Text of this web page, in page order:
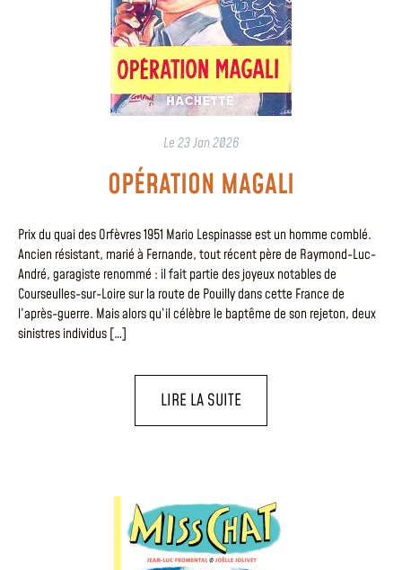
Le23 Jan 2026
OPÉRATION MAGALI
Prix du quai des Orfèvres 1951 Mario Lespinasse est un homme comblé.
Ancien résistant, marié à Fernande, tout récent père de Raymond-Luc-
André, garagiste renommé : il fait partie des joyeux notables de
Courseulles-sur-Loire sur la route de Pouilly dans cette France de
l’après-guerre. Mais alors qu’il célèbre le baptême de son rejeton, deux
sinistres individus […]
LIRE LA SUITE